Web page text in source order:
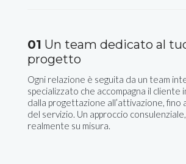
01 Un team dedicato al
progetto
Ogni relazione è seguita da un team
specializzato che accompagna il cliente
dalla progettazione all’attivazione, fino
del servizio. Un approccio
realmente su misura.